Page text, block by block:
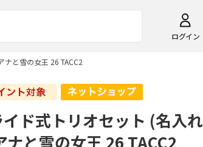
ログイン
ナと雪の女王 26 TACC2
ド式トリオセット (名入れ
ナと雪の女王 26 TACC2